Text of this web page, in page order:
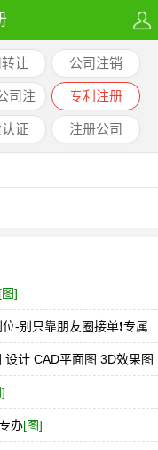
让 公司注销
司注
专利注册
证 注册公司
[图]
-别只靠朋友圈接单❗️专属
计 CAD平面图 3D效果图
办[图]